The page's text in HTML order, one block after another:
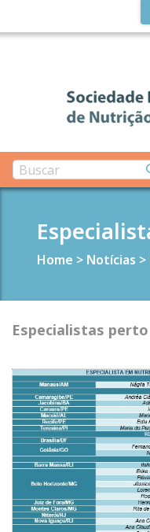
Home > Notícias >
Especialistas